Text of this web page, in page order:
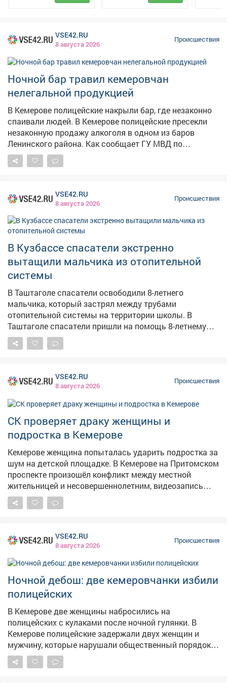
сигнал о жутком конфликте на улице Фестивальной.
77-летнюю жительницу Юрги и еёпитомца, после чего
хозяин пса причинил телесные повреждения 29-летней
внучке горожанки. Пострадавшим были выданы
направления на прохождение судебно-медицинской
экспертизы, – сказали в полиции. 31...
VSE42.RU
8 августа 2026
Происшествия
Ночной бар травил кемеровчан
нелегальной продукцией
В Кемерове полицейские накрыли бар, где незаконно
спаивали людей. В Кемерове полицейские пресекли
незаконную продажу алкоголя в одном из баров
Ленинского района. Как сообщает ГУ МВД по
Кузбассу, заведение торговало спиртным без
сопроводительных документов, подтверждающих
бутылки крепкого алкоголя. В отношении
юридического лица составили протоколы по
нескольким статьям КоАП. Санкции предусматривают
штраф от 3,6 миллиона рублей, конфискацию
продукции и приостановление деятельности на срок
от 60 до 90 суток. Материалы направлены в
арбитражный и мировой суды.
VSE42.RU
8 августа 2026
Происшествия
В Кузбассе спасатели экстренно
вытащили мальчика из отопительной
системы
В Таштаголе спасатели освободили 8-летнего
мальчика, который застрял между трубами
отопительной системы на территории школы. В
Таштаголе спасатели пришли на помощь 8-летнему
мальчику, который застрял между трубами
отопительной системы на школьной территории. Как
том, что ребёнок играл и не смог самостоятельно
выбраться из узкого пространства. Спасатели
Таштагольского поисково-спасательного отряда
оперативно прибыли на место. Им удалось вручную
освободить мальчика из металлического плена.
Ребёнка передали маме, от медицинской помощи он
отказался. К счастью, всё обошлось без травм.
Спасатели напоминают: важно следить за детьми во
время игр и объяснять им, какие места могут быть
опасны.
VSE42.RU
8 августа 2026
Происшествия
СК проверяет драку женщины и
подростка в Кемерове
Кемерове женщина попыталась ударить подростка за
шум на детской площадке. В Кемерове на Притомском
проспекте произошёл конфликт между местной
жительницей и несовершеннолетним, видеозапись
которого разлетелась по соцсетям. Как сообщает
Следком Кузбасса, инцидент случился 5 августа во
и нецензурно выражалась на детской площадке.
Женщине это показалось недопустимым – она
попыталась ударить одного из них по лицу. В ответ
подросток нанёс ей несколько ударов. В
Следственном комитете уточнили, что проверка
организована по статье "Хулиганство". Сейчас
следователи устанавливают все обстоятельства
произошедшего. По результатам проверки будет
принято процессуальное решение.
VSE42.RU
8 августа 2026
Происшествия
Ночной дебош: две кемеровчанки избили
полицейских
В Кемерове две женщины набросились на
полицейских с кулаками после ночной гулянки. В
Кемерове полицейские задержали двух женщин и
мужчину, которые нарушали общественный порядок
во дворе общежития на бульваре Строителей. Как
сообщают Следком и полиция Кузбасса, в ночное